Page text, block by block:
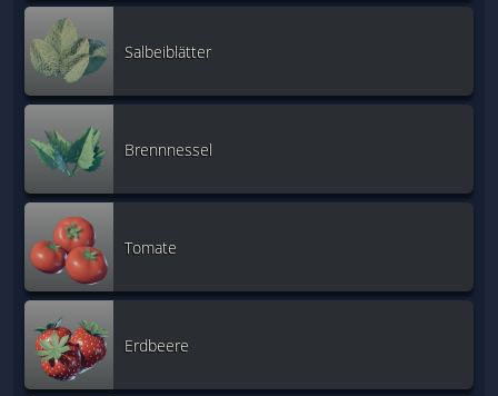
Salbeiblätter
Brennnessel
Tomate
Erdbeere